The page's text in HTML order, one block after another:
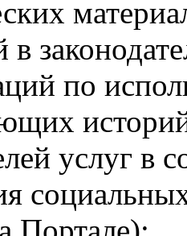
по
услуг в